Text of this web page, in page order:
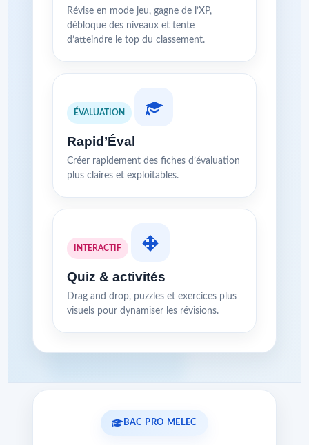
Révise en mode jeu, gagne de l’XP,
débloque des niveaux et tente
d’atteindre le top du classement.
ÉVALUATION
Rapid’Éval
Créer rapidement des fiches d’évaluation
plus claires et exploitables.
INTERACTIF
Quiz & activités
Drag and drop, puzzles et exercices plus
visuels pour dynamiser les révisions.
BAC PRO MELEC